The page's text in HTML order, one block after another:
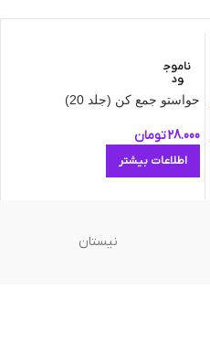
ناموج
ود
حواستو جمع کن (جلد 20)
28.000تومان
اطلاعات بیشتر
نیستان